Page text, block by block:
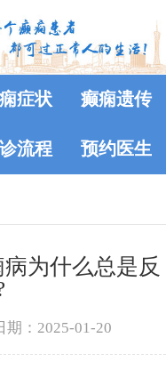
症状 癫痫遗传
流程 预约医生
为什么总是反
期：2025-01-20